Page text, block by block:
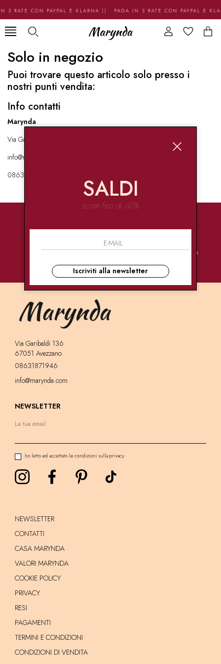
3 RATE CON PAYPAL E KLARNA || PAGA IN 3 RATE CON PAYPAL E
Solo in negozio
Puoi trovare questo articolo solo presso i
nostri punti vendita:
Info contatti
Marynda
Via Garibaldi 136 67051 Avezzano
info@marynda.com
08631871946
PAGAMENTI
CONSEGNE
ULTRA RAPIDE
ASSISTENZA
Via Garibaldi 136
67051 Avezzano
08631871946
info@marynda.com
NEWSLETTER
ho letto ed accettato le condizioni sulla privacy.
NEWSLETTER
CONTATTI
CASA MARYNDA
VALORI MARYNDA
COOKIE POLICY
PRIVACY
RESI
PAGAMENTI
TERMINI E CONDIZIONI
CONDIZIONI DI VENDITA
SALDI
sconti fino al -60%
Iscriviti alla newsletter